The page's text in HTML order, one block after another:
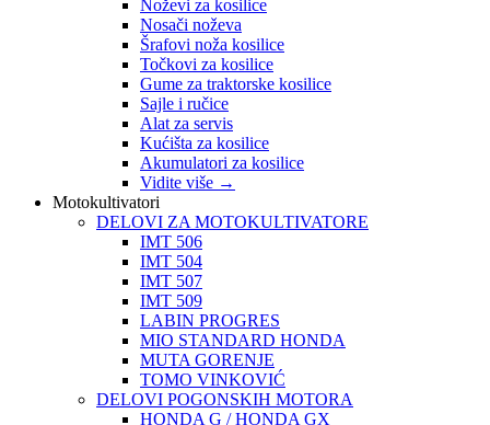
Noževi za kosilice
Nosači noževa
Šrafovi noža kosilice
Točkovi za kosilice
Gume za traktorske kosilice
Sajle i ručice
Alat za servis
Kućišta za kosilice
Akumulatori za kosilice
Vidite više →
Motokultivatori
DELOVI ZA MOTOKULTIVATORE
IMT 506
IMT 504
IMT 507
IMT 509
LABIN PROGRES
MIO STANDARD HONDA
MUTA GORENJE
TOMO VINKOVIĆ
DELOVI POGONSKIH MOTORA
HONDA G / HONDA GX